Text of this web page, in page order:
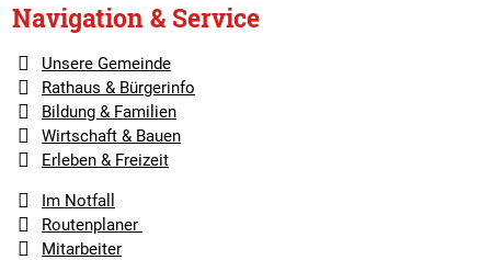
Navigation & Service
Unsere Gemeinde
Rathaus & Bürgerinfo
Bildung & Familien
Wirtschaft & Bauen
Erleben & Freizeit
Im Notfall
Routenplaner
Mitarbeiter